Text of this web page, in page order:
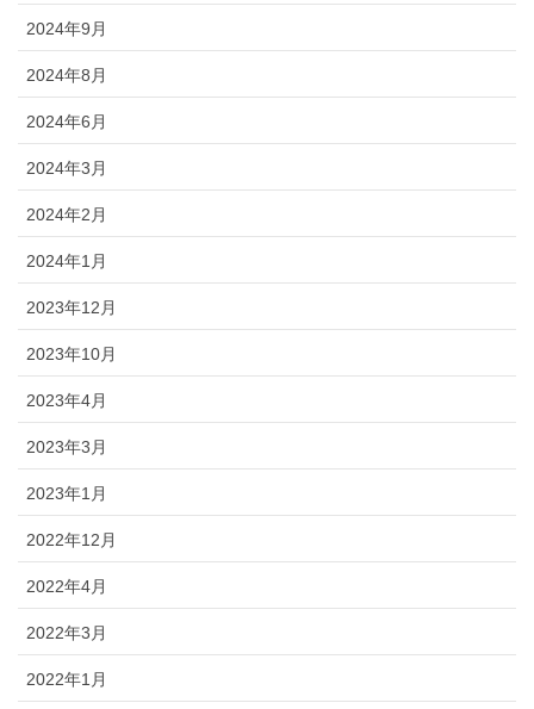
2024年9月
2024年8月
2024年6月
2024年3月
2024年2月
2024年1月
2023年12月
2023年10月
2023年4月
2023年3月
2023年1月
2022年12月
2022年4月
2022年3月
2022年1月